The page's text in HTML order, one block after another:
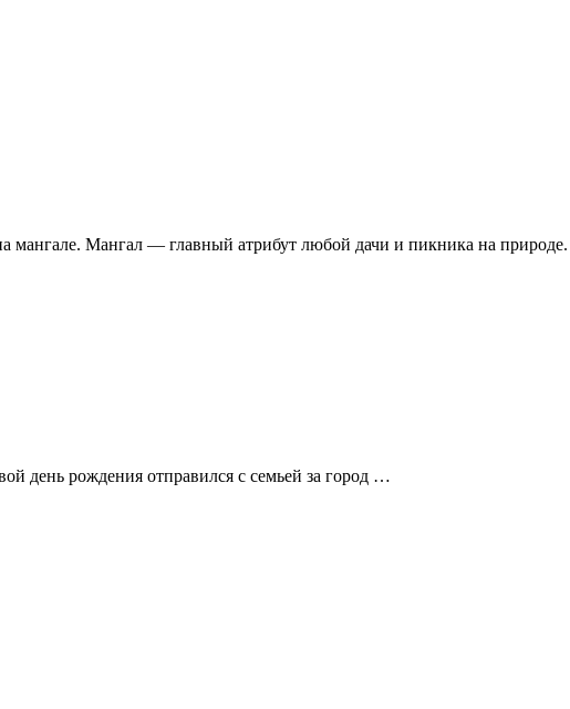
мангале. Мангал — главный атрибут любой дачи и пикника на природе.
день рождения отправился с семьей за город …